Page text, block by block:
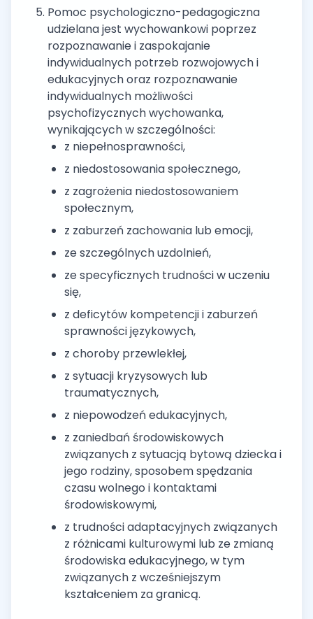
Pomoc psychologiczno-pedagogiczna
udzielana jest wychowankowi poprzez
rozpoznawanie i zaspokajanie
indywidualnych potrzeb rozwojowych i
edukacyjnych oraz rozpoznawanie
indywidualnych możliwości
psychofizycznych wychowanka,
wynikających w szczególności:
z niepełnosprawności,
z niedostosowania społecznego,
z zagrożenia niedostosowaniem
społecznym,
z zaburzeń zachowania lub emocji,
ze szczególnych uzdolnień,
ze specyficznych trudności w uczeniu
się,
z deficytów kompetencji i zaburzeń
sprawności językowych,
z choroby przewlekłej,
z sytuacji kryzysowych lub
traumatycznych,
z niepowodzeń edukacyjnych,
z zaniedbań środowiskowych
związanych z sytuacją bytową dziecka i
jego rodziny, sposobem spędzania
czasu wolnego i kontaktami
środowiskowymi,
z trudności adaptacyjnych związanych
z różnicami kulturowymi lub ze zmianą
środowiska edukacyjnego, w tym
związanych z wcześniejszym
kształceniem za granicą.